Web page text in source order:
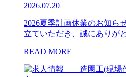
2026.07.20
2026夏季計画休業のお知ら
立ていただき、誠にありが
READ MORE